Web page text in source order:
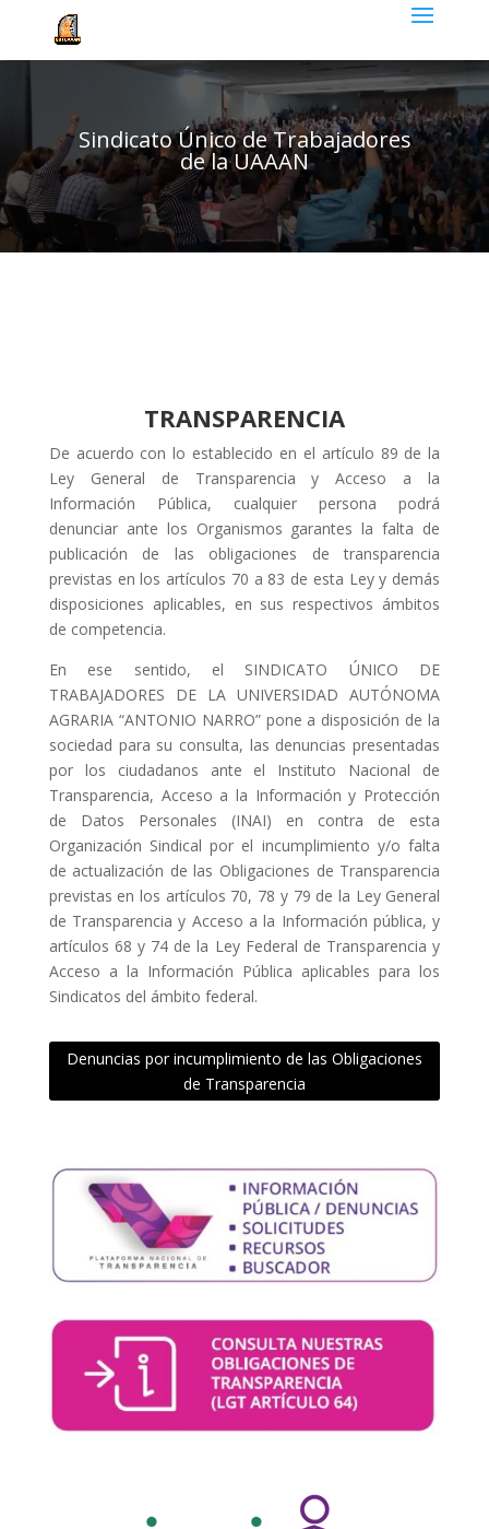
Sindicato Único de Trabajadores
de la UAAAN
TRANSPARENCIA
De acuerdo con lo establecido en el artículo 89 de la
Ley General de Transparencia y Acceso a la
Información Pública, cualquier persona podrá
denunciar ante los Organismos garantes la falta de
publicación de las obligaciones de transparencia
previstas en los artículos 70 a 83 de esta Ley y demás
disposiciones aplicables, en sus respectivos ámbitos
de competencia.
En ese sentido, el SINDICATO ÚNICO DE
TRABAJADORES DE LA UNIVERSIDAD AUTÓNOMA
AGRARIA “ANTONIO NARRO” pone a disposición de la
sociedad para su consulta, las denuncias presentadas
por los ciudadanos ante el Instituto Nacional de
Transparencia, Acceso a la Información y Protección
de Datos Personales (INAI) en contra de esta
Organización Sindical por el incumplimiento y/o falta
de actualización de las Obligaciones de Transparencia
previstas en los artículos 70, 78 y 79 de la Ley General
de Transparencia y Acceso a la Información pública, y
artículos 68 y 74 de la Ley Federal de Transparencia y
Acceso a la Información Pública aplicables para los
Sindicatos del ámbito federal.
Denuncias por incumplimiento de las Obligaciones
de Transparencia